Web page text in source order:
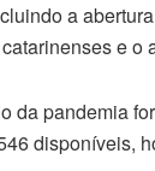
a
e o
da pandemia
disponíveis,